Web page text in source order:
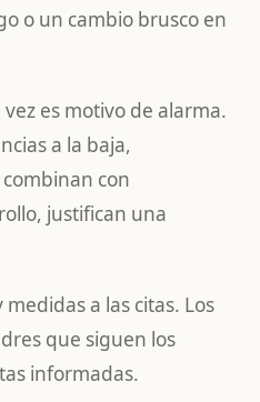
o un cambio brusco en
es motivo de alarma.
a la baja,
con
justifican una
a las citas. Los
que siguen los
informadas.